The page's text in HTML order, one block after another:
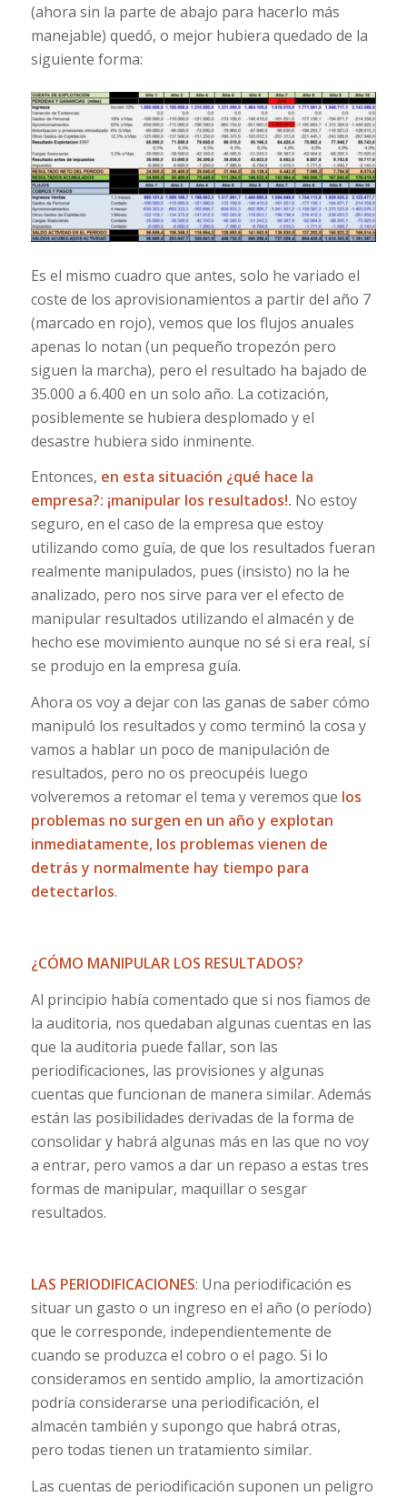
(ahora sin la parte de abajo para hacerlo más
manejable) quedó, o mejor hubiera quedado de la
siguiente forma:
Es el mismo cuadro que antes, solo he variado el
coste de los aprovisionamientos a partir del año 7
(marcado en rojo), vemos que los flujos anuales
apenas lo notan (un pequeño tropezón pero
siguen la marcha), pero el resultado ha bajado de
35.000 a 6.400 en un solo año. La cotización,
posiblemente se hubiera desplomado y el
desastre hubiera sido inminente.
Entonces, en esta situación ¿qué hace la
empresa?: ¡manipular los resultados!. No estoy
seguro, en el caso de la empresa que estoy
utilizando como guía, de que los resultados fueran
realmente manipulados, pues (insisto) no la he
analizado, pero nos sirve para ver el efecto de
manipular resultados utilizando el almacén y de
hecho ese movimiento aunque no sé si era real, sí
se produjo en la empresa guía.
Ahora os voy a dejar con las ganas de saber cómo
manipuló los resultados y como terminó la cosa y
vamos a hablar un poco de manipulación de
resultados, pero no os preocupéis luego
volveremos a retomar el tema y veremos que los
problemas no surgen en un año y explotan
inmediatamente, los problemas vienen de
detrás y normalmente hay tiempo para
detectarlos.
¿CÓMO MANIPULAR LOS RESULTADOS?
Al principio había comentado que si nos fiamos de
la auditoria, nos quedaban algunas cuentas en las
que la auditoria puede fallar, son las
periodificaciones, las provisiones y algunas
cuentas que funcionan de manera similar. Además
están las posibilidades derivadas de la forma de
consolidar y habrá algunas más en las que no voy
a entrar, pero vamos a dar un repaso a estas tres
formas de manipular, maquillar o sesgar
resultados.
LAS PERIODIFICACIONES: Una periodificación es
situar un gasto o un ingreso en el año (o período)
que le corresponde, independientemente de
cuando se produzca el cobro o el pago. Si lo
consideramos en sentido amplio, la amortización
podría considerarse una periodificación, el
almacén también y supongo que habrá otras,
pero todas tienen un tratamiento similar.
Las cuentas de periodificación suponen un peligro